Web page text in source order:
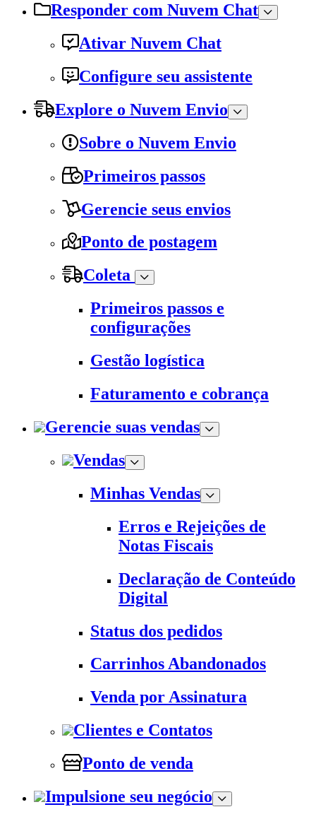
Responder com Nuvem Chat
Ativar Nuvem Chat
Configure seu assistente
Explore o Nuvem Envio
Sobre o Nuvem Envio
Primeiros passos
Gerencie seus envios
Ponto de postagem
Coleta
Primeiros passos e
configurações
Gestão logística
Faturamento e cobrança
Gerencie suas vendas
Vendas
Minhas Vendas
Erros e Rejeições de
Notas Fiscais
Declaração de Conteúdo
Digital
Status dos pedidos
Carrinhos Abandonados
Venda por Assinatura
Clientes e Contatos
Ponto de venda
Impulsione seu negócio